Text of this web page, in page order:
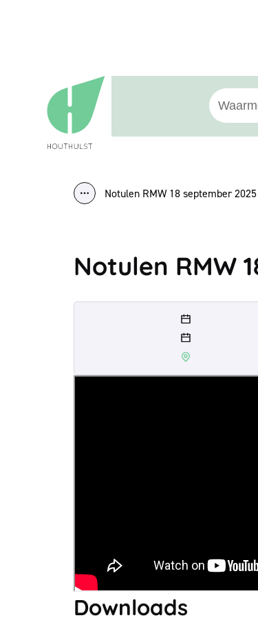
Houthulst
Toon alle broodkruimel items
Notulen RMW 18 september 2025
Notulen RMW
Downloads